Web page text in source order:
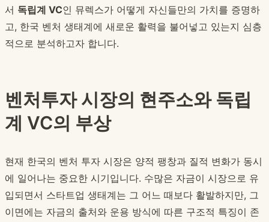
서 독립계 VC인 뮤렉스가 어떻게 자신들만의 가치를 증명하
고, 한국 벤처 생태계에 새로운 활력을 불어넣고 있는지 심층
적으로 분석하고자 합니다.
벤처투자 시장의 현주소와 독립
계 VC의 부상
현재 한국의 벤처 투자 시장은 양적 팽창과 질적 변화가 동시
에 일어나는 중요한 시기입니다. 수많은 자금이 시장으로 유
입되면서 스타트업 생태계는 그 어느 때보다 활발하지만, 그
이면에는 자금의 출처와 운용 방식에 따른 구조적 특징이 존